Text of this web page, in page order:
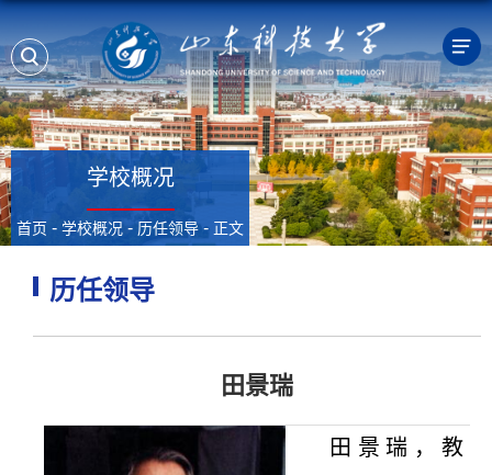
学校概况
首页 - 学校概况 - 历任领导 - 正文
历任领导
田景瑞
田景瑞，教